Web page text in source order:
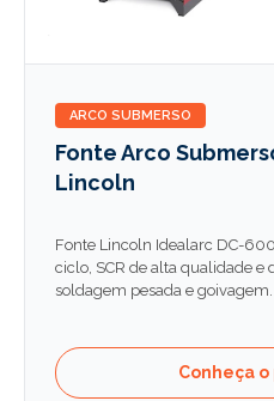
ARCO SUBMERSO
Fonte Arco
Lincoln
Fonte Lincoln Idealarc DC-
ciclo, SCR de alta qualidade
soldagem pesada e goivagem.
Conheça